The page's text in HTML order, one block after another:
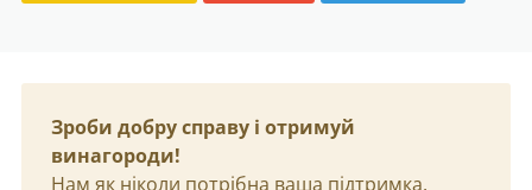
Зроби добру справу і отримуй
винагороди!
Нам як ніколи потрібна ваша підтримка.